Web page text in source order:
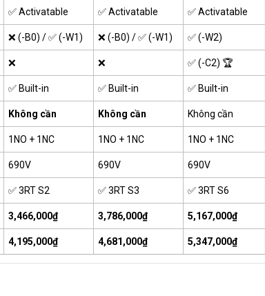
✅ Activatable ✅ Activatable ✅ Activatable
❌ (-B0) / ✅ (-W1) ❌ (-B0) / ✅ (-W1) ✅ (-W2)
❌ ❌ ✅ (-C2) 🏆
✅ Built-in ✅ Built-in ✅ Built-in
Không cần Không cần Không cần
1NO + 1NC 1NO + 1NC 1NO + 1NC
690V 690V 690V
✅ 3RT S2 ✅ 3RT S3 ✅ 3RT S6
3,466,000₫ 3,786,000₫ 5,167,000₫
4,195,000₫ 4,681,000₫ 5,347,000₫